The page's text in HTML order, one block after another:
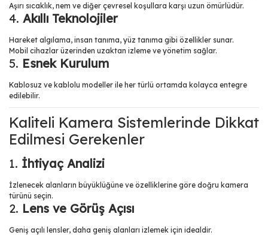
Aşırı sıcaklık, nem ve diğer çevresel koşullara karşı uzun ömürlüdür.
4. Akıllı Teknolojiler
Hareket algılama, insan tanıma, yüz tanıma gibi özellikler sunar.
Mobil cihazlar üzerinden uzaktan izleme ve yönetim sağlar.
5. Esnek Kurulum
Kablosuz ve kablolu modeller ile her türlü ortamda kolayca entegre
edilebilir.
Kaliteli Kamera Sistemlerinde Dikkat
Edilmesi Gerekenler
1. İhtiyaç Analizi
İzlenecek alanların büyüklüğüne ve özelliklerine göre doğru kamera
türünü seçin.
2. Lens ve Görüş Açısı
Geniş açılı lensler, daha geniş alanları izlemek için idealdir.